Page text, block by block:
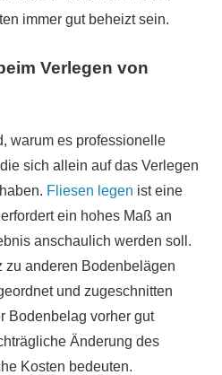
immer gut beheizt sein.
Verlegen von
warum es professionelle
sich allein auf das Verlegen
Fliesen legen ist eine
ein hohes Maß an
anschaulich werden soll.
zu anderen Bodenbelägen
und zugeschnitten
Bodenbelag vorher gut
Änderung des
Kosten bedeuten.